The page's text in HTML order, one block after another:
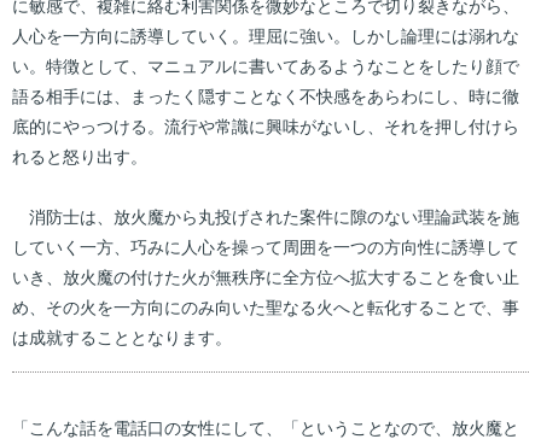
に敏感で、複雑に絡む利害関係を微妙なところで切り裂きながら、
人心を一方向に誘導していく。理屈に強い。しかし論理には溺れな
い。特徴として、マニュアルに書いてあるようなことをしたり顔で
語る相手には、まったく隠すことなく不快感をあらわにし、時に徹
底的にやっつける。流行や常識に興味がないし、それを押し付けら
れると怒り出す。
消防士は、放火魔から丸投げされた案件に隙のない理論武装を施
していく一方、巧みに人心を操って周囲を一つの方向性に誘導して
いき、放火魔の付けた火が無秩序に全方位へ拡大することを食い止
め、その火を一方向にのみ向いた聖なる火へと転化することで、事
は成就することとなります。
「こんな話を電話口の女性にして、「ということなので、放火魔と